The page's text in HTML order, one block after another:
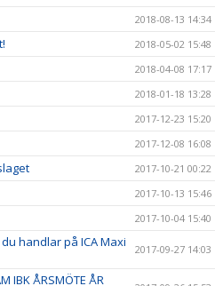
2018-08-13 14:34
2018-05-02 15:48
2018-04-08 17:17
2018-01-18 13:28
2017-12-23 15:20
2017-12-08 16:08
2017-10-21 00:22
2017-10-13 15:46
2017-10-04 15:40
handlar på ICA Maxi
2017-09-27 14:03
IBK ÅRSMÖTE ÅR